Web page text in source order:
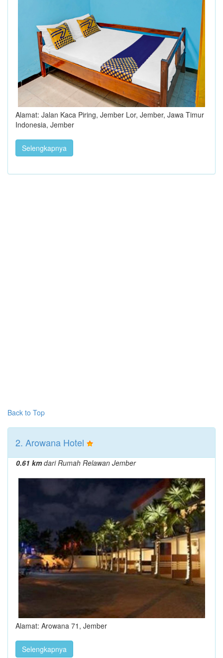
Alamat: Jalan Kaca Piring, Jember Lor, Jember, Jawa Timur
Indonesia, Jember
Selengkapnya
Back to Top
2. Arowana Hotel
0.61 kmdari Rumah Relawan Jember
Alamat: Arowana 71, Jember
Selengkapnya